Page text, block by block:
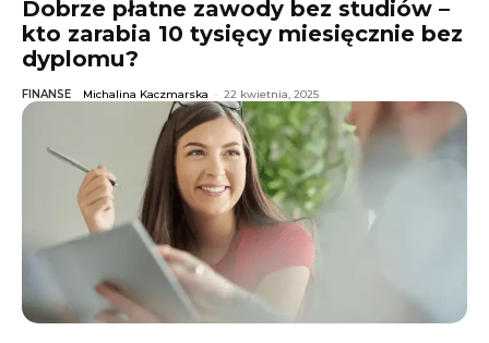
Dobrze płatne zawody bez studiów –
kto zarabia 10 tysięcy miesięcznie bez
dyplomu?
FINANSE Michalina Kaczmarska - 22 kwietnia, 2025